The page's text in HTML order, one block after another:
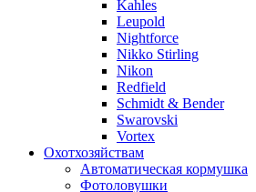
Kahles
Leupold
Nightforce
Nikko Stirling
Nikon
Redfield
Schmidt & Bender
Swarovski
Vortex
Охотхозяйствам
Автоматическая кормушка
Фотоловушки